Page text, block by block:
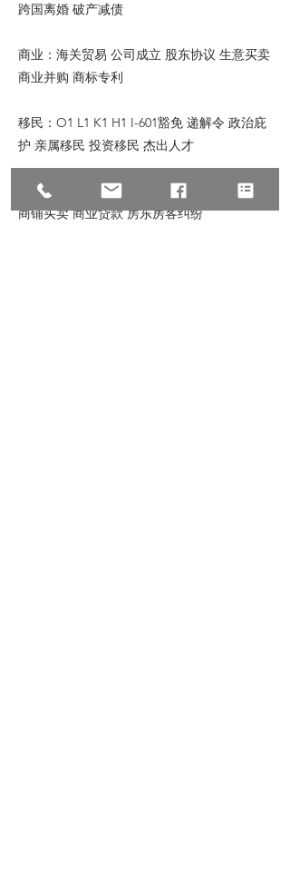
跨国离婚 破产减债
商业：海关贸易 公司成立 股东协议 生意买卖
商业并购 商标专利
移民：O1 L1 K1 H1 I-601豁免 递解令 政治庇
护 亲属移民 投资移民 杰出人才
地产：地产过户 房产交易 商业过户商铺租售
商铺买卖 商业贷款 房东房客纠纷